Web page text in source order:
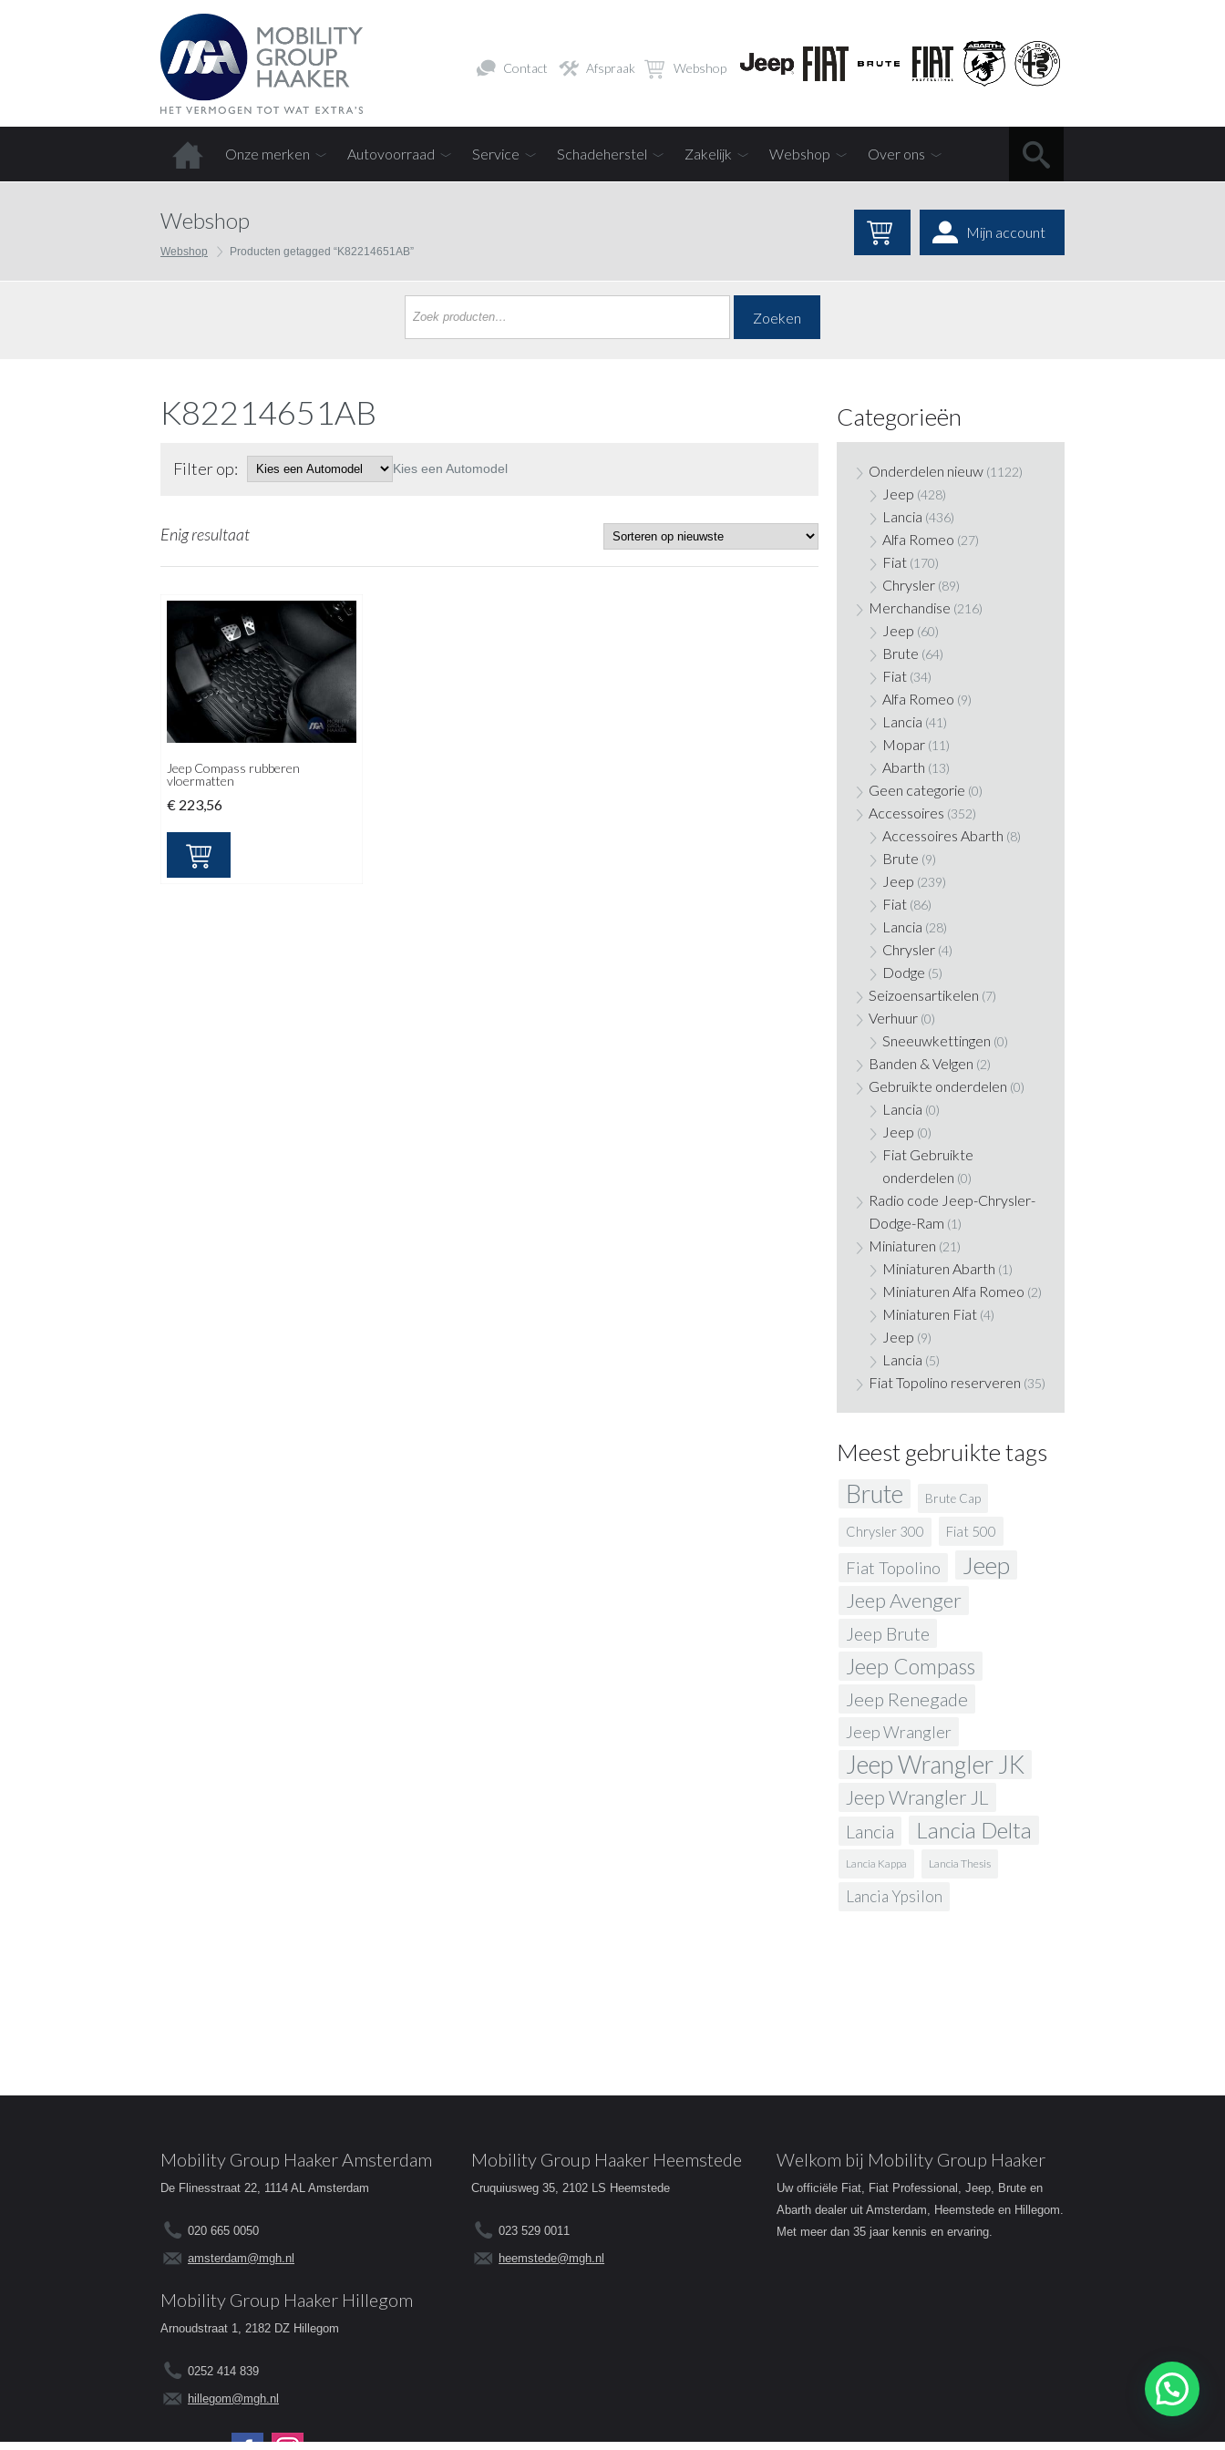
Contact Afspraak Webshop
Onze merken Autovoorraad Service Schadeherstel Zakelijk Webshop Over ons
Webshop
Webshop Producten getagged “K82214651AB”
Mijn account
Zoeken
K82214651AB
Filter op: Kies een Automodel
Enig resultaat
Jeep Compass rubberen
vloermatten
€ 223,56
Categorieën
Onderdelen nieuw (1122)
Jeep (428)
Lancia (436)
Alfa Romeo (27)
Fiat (170)
Chrysler (89)
Merchandise (216)
Jeep (60)
Brute (64)
Fiat (34)
Alfa Romeo (9)
Lancia (41)
Mopar (11)
Abarth (13)
Geen categorie (0)
Accessoires (352)
Accessoires Abarth (8)
Brute (9)
Jeep (239)
Fiat (86)
Lancia (28)
Chrysler (4)
Dodge (5)
Seizoensartikelen (7)
Verhuur (0)
Sneeuwkettingen (0)
Banden & Velgen (2)
Gebruikte onderdelen (0)
Lancia (0)
Jeep (0)
Fiat Gebruikte
onderdelen (0)
Radio code Jeep-Chrysler-
Dodge-Ram (1)
Miniaturen (21)
Miniaturen Abarth (1)
Miniaturen Alfa Romeo (2)
Miniaturen Fiat (4)
Jeep (9)
Lancia (5)
Fiat Topolino reserveren (35)
Meest gebruikte tags
Brute Brute Cap
Chrysler 300 Fiat 500
Fiat Topolino Jeep
Jeep Avenger
Jeep Brute
Jeep Compass
Jeep Renegade
Jeep Wrangler
Jeep Wrangler JK
Jeep Wrangler JL
Lancia Lancia Delta
Lancia Kappa Lancia Thesis
Lancia Ypsilon
Mobility Group Haaker Amsterdam
De Flinesstraat 22, 1114 AL Amsterdam
020 665 0050
amsterdam@mgh.nl
Mobility Group Haaker Heemstede
Cruquiusweg 35, 2102 LS Heemstede
023 529 0011
heemstede@mgh.nl
Mobility Group Haaker Hillegom
Arnoudstraat 1, 2182 DZ Hillegom
0252 414 839
hillegom@mgh.nl
Volg ons op:
Welkom bij Mobility Group Haaker
Uw officiële Fiat, Fiat Professional, Jeep, Brute en
Abarth dealer uit Amsterdam, Heemstede en Hillegom.
Met meer dan 35 jaar kennis en ervaring.